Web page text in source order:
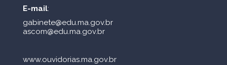
E-mail:
gabinete@edu.ma.gov.br
ascom@edu.ma.gov.br
www.ouvidorias.ma.gov.br